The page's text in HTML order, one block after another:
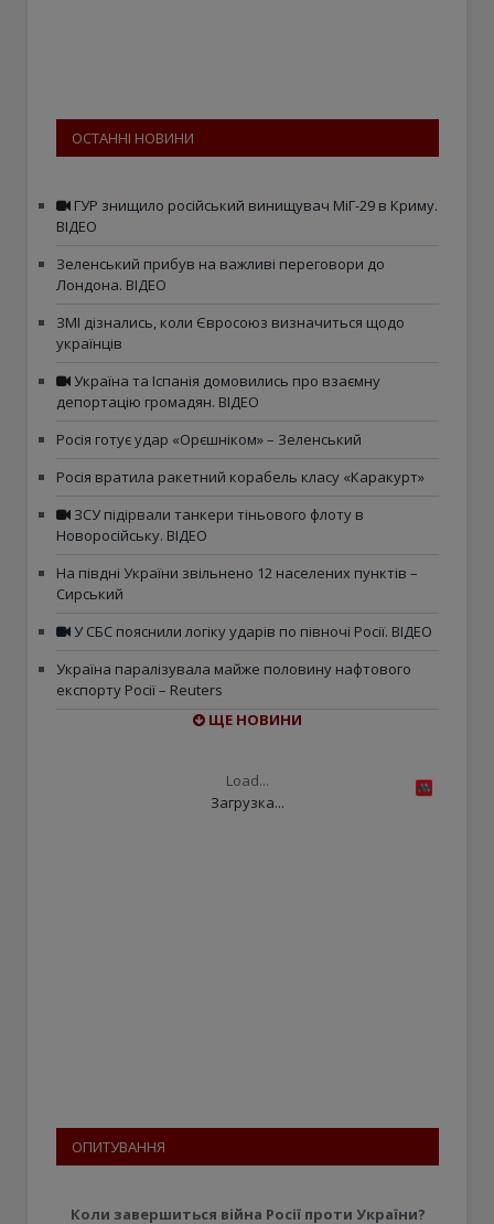
ОСТАННІ НОВИНИ
ГУР знищило російський винищувач МіГ-29 в Криму.
ВІДЕО
Зеленський прибув на важливі переговори до
Лондона. ВІДЕО
ЗМІ дізнались, коли Євросоюз визначиться щодо
українців
Україна та Іспанія домовились про взаємну
депортацію громадян. ВІДЕО
Росія готує удар «Орєшніком» – Зеленський
Росія вратила ракетний корабель класу «Каракурт»
ЗСУ підірвали танкери тіньового флоту в
Новоросійську. ВІДЕО
На півдні України звільнено 12 населених пунктів –
Сирський
У СБС пояснили логіку ударів по півночі Росії. ВІДЕО
Україна паралізувала майже половину нафтового
експорту Росії – Reuters
ЩЕ НОВИНИ
Load...
Загрузка...
ОПИТУВАННЯ
Коли завершиться війна Росії проти України?